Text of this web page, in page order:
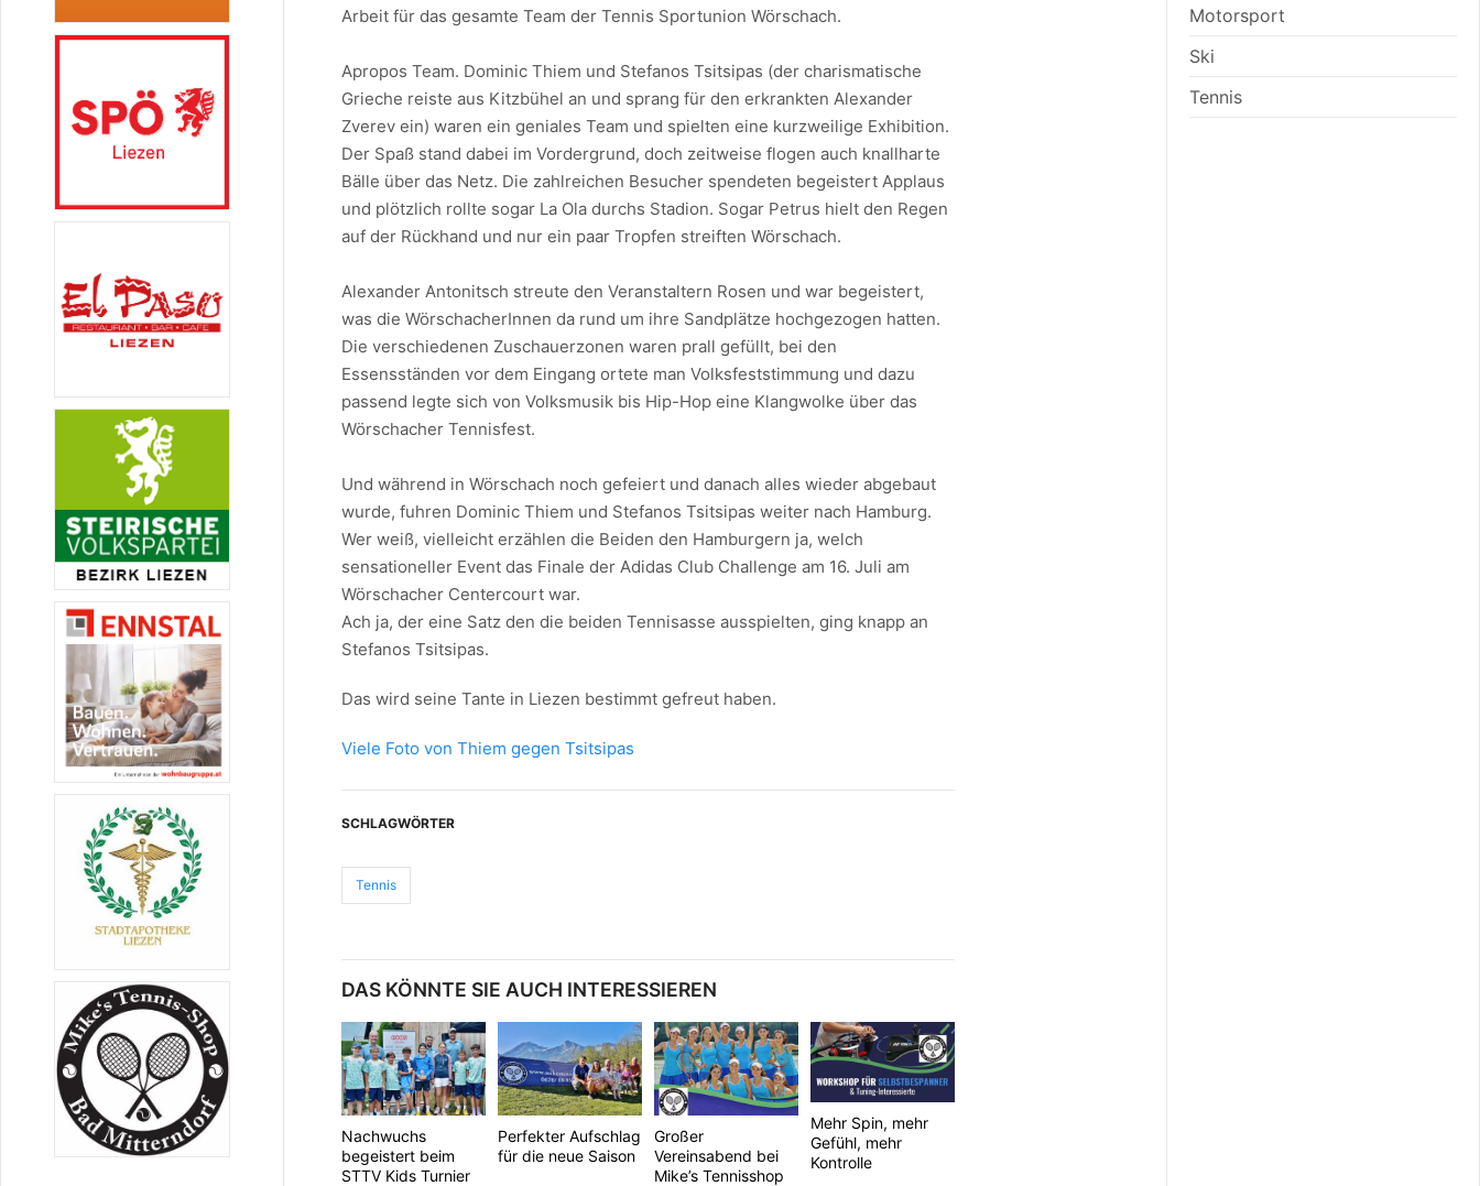
Arbeit für das gesamte Team der Tennis Sportunion Wörschach.
Apropos Team. Dominic Thiem und Stefanos Tsitsipas (der charismatische
Grieche reiste aus Kitzbühel an und sprang für den erkrankten Alexander
Zverev ein) waren ein geniales Team und spielten eine kurzweilige Exhibition.
Der Spaß stand dabei im Vordergrund, doch zeitweise flogen auch knallharte
Bälle über das Netz. Die zahlreichen Besucher spendeten begeistert Applaus
und plötzlich rollte sogar La Ola durchs Stadion. Sogar Petrus hielt den Regen
auf der Rückhand und nur ein paar Tropfen streiften Wörschach.
Alexander Antonitsch streute den Veranstaltern Rosen und war begeistert,
was die WörschacherInnen da rund um ihre Sandplätze hochgezogen hatten.
Die verschiedenen Zuschauerzonen waren prall gefüllt, bei den
Essensständen vor dem Eingang ortete man Volksfeststimmung und dazu
passend legte sich von Volksmusik bis Hip-Hop eine Klangwolke über das
Wörschacher Tennisfest.
Und während in Wörschach noch gefeiert und danach alles wieder abgebaut
wurde, fuhren Dominic Thiem und Stefanos Tsitsipas weiter nach Hamburg.
Wer weiß, vielleicht erzählen die Beiden den Hamburgern ja, welch
sensationeller Event das Finale der Adidas Club Challenge am 16. Juli am
Wörschacher Centercourt war.
Ach ja, der eine Satz den die beiden Tennisasse ausspielten, ging knapp an
Stefanos Tsitsipas.
Das wird seine Tante in Liezen bestimmt gefreut haben.
Viele Foto von Thiem gegen Tsitsipas
SCHLAGWÖRTER
Tennis
DAS KÖNNTE SIE AUCH INTERESSIEREN
Nachwuchs
begeistert beim
STTV Kids Turnier
Perfekter Aufschlag
für die neue Saison
Großer
Vereinsabend bei
Mike’s Tennisshop
Mehr Spin, mehr
Gefühl, mehr
Kontrolle
Motorsport
Ski
Tennis